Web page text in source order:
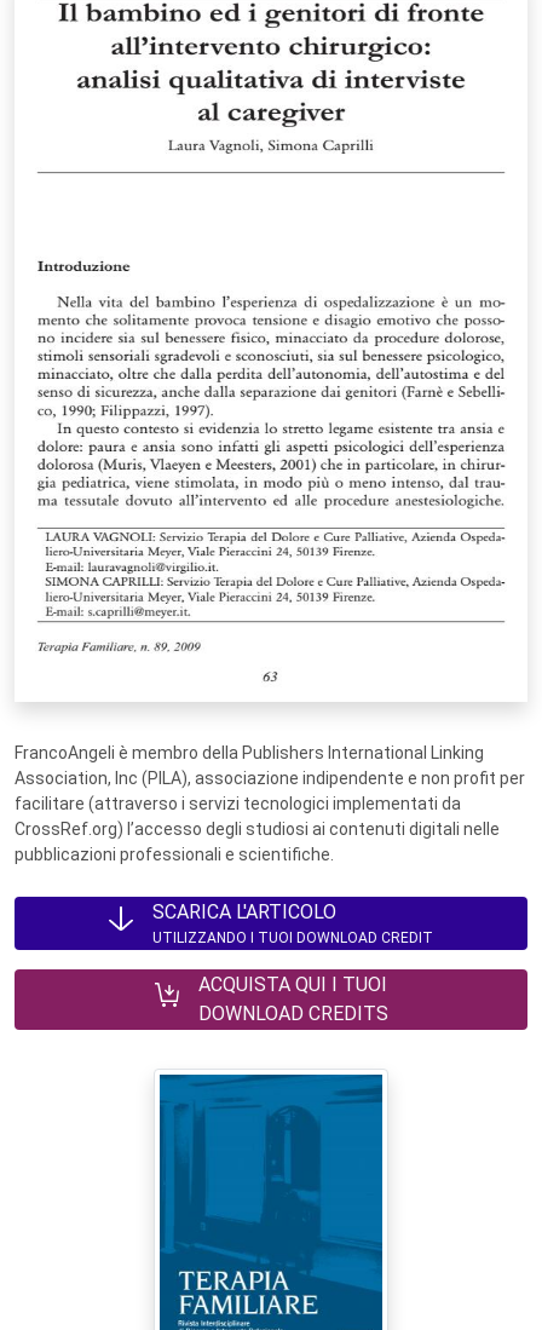
FrancoAngeli è membro della Publishers International Linking
Association, Inc (PILA), associazione indipendente e non profit per
facilitare (attraverso i servizi tecnologici implementati da
CrossRef.org) l’accesso degli studiosi ai contenuti digitali nelle
pubblicazioni professionali e scientifiche.
SCARICA L'ARTICOLO
UTILIZZANDO I TUOI DOWNLOAD CREDIT
ACQUISTA QUI I TUOI
DOWNLOAD CREDITS